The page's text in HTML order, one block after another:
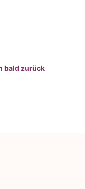
bald zurück